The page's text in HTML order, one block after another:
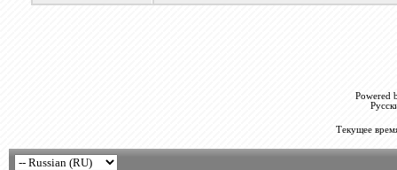
Powered
Текущее